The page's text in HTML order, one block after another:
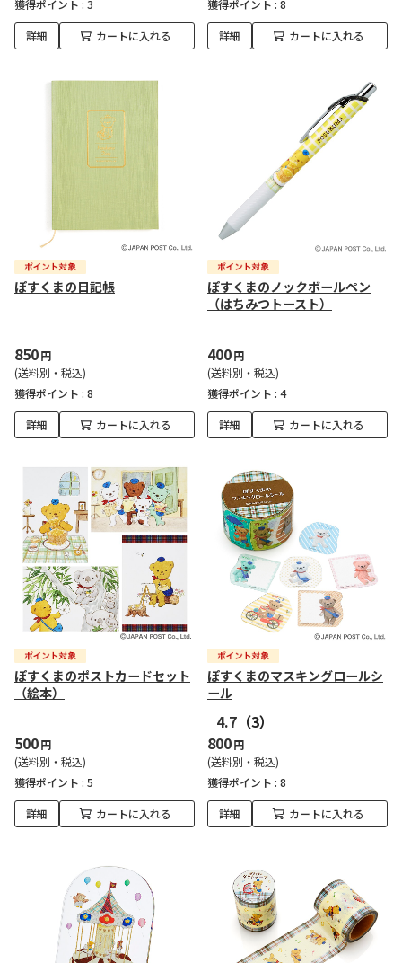
獲得ポイント : 3
詳細 カートに入れる
獲得ポイント : 8
詳細 カートに入れる
ぽすくまの日記帳
850円
(送料別・税込)
獲得ポイント : 8
詳細 カートに入れる
ぽすくまのノックボールペン
（はちみつトースト）
400円
(送料別・税込)
獲得ポイント : 4
詳細 カートに入れる
ぽすくまのポストカードセット
（絵本）
500円
(送料別・税込)
獲得ポイント : 5
詳細 カートに入れる
ぽすくまのマスキングロールシ
ール
4.7 （3）
800円
(送料別・税込)
獲得ポイント : 8
詳細 カートに入れる